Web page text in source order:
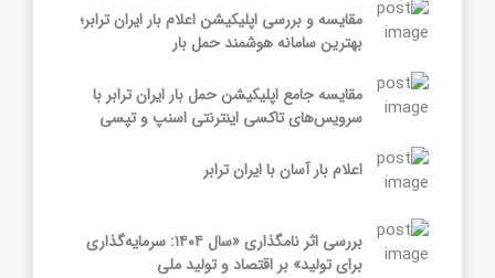
مقایسه و بررسی اپلیکیشن اعلام بار ایران ترابر؛
بهترین سامانه هوشمند حمل بار
مقایسه جامع اپلیکیشن حمل بار ایران ترابر با
سرویس‌های تاکسی اینترنتی اسنپ و تپسی
اعلام بار آسان با ایران ترابر
بررسی اثر نامگذاری «سال ۱۴۰۴: سرمایه‌گذاری
برای تولید» بر اقتصاد و تولید ملی